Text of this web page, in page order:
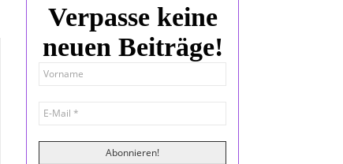
Verpasse keine
neuen Beiträge!